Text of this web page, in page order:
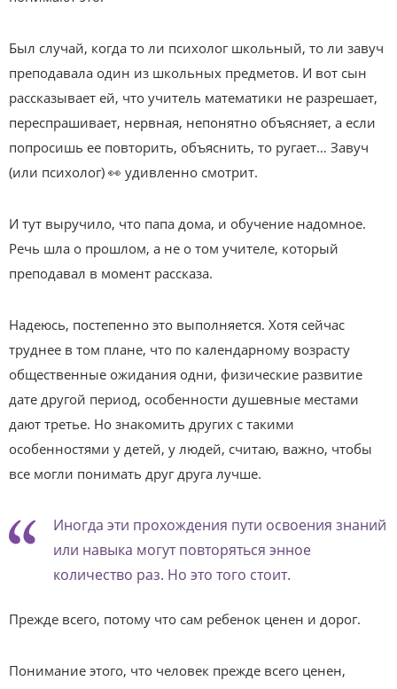
Был случай, когда то ли психолог школьный, то ли завуч
преподавала один из школьных предметов. И вот сын
рассказывает ей, что учитель математики не разрешает,
переспрашивает, нервная, непонятно объясняет, а если
попросишь ее повторить, объяснить, то ругает… Завуч
(или психолог) 👀 удивленно смотрит.
И тут выручило, что папа дома, и обучение надомное.
Речь шла о прошлом, а не о том учителе, который
преподавал в момент рассказа.
Надеюсь, постепенно это выполняется. Хотя сейчас
труднее в том плане, что по календарному возрасту
общественные ожидания одни, физические развитие
дате другой период, особенности душевные местами
дают третье. Но знакомить других с такими
особенностями у детей, у людей, считаю, важно, чтобы
все могли понимать друг друга лучше.
Иногда эти прохождения пути освоения знаний
или навыка могут повторяться энное
количество раз. Но это того стоит.
Прежде всего, потому что сам ребенок ценен и дорог.
Понимание этого, что человек прежде всего ценен,